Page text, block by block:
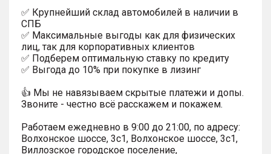
✅ Крупнейший склад автомобилей в наличии в
СПБ
✅ Максимальные выгоды как для физических
лиц, так для корпоративных клиентов
✅ Подберем оптимальную ставку по кредиту
✅ Выгода до 10% при покупке в лизинг
👍 Мы не навязываем скрытые платежи и допы.
Звоните - честно всё расскажем и покажем.
Работаем ежедневно в 9:00 до 21:00, по адресу:
Волхонское шоссе, 3с1, Волхонское шоссе, 3с1,
Виллозское городское поселение,